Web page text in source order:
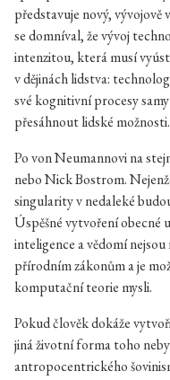
představuje nový, vývojově
se domníval, že vývoj
intenzitou, která musí
v dějinách lidstva:
své kognitivní procesy
přesáhnout lidské možnosti.
Po von Neumannovi na
nebo Nick Bostrom.
singularity v nedaleké
Úspěšné vytvoření obecné
inteligence a vědomí
přírodním zákonům a je
komputační teorie mysli.
Pokud člověk dokáže
jiná životní forma toho
antropocentrického